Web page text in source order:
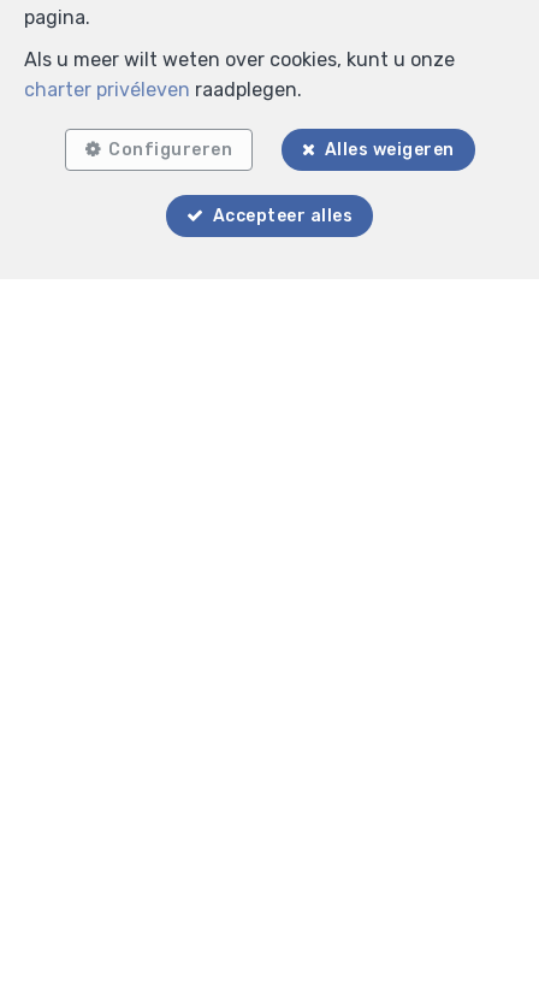
Zoek op de kaart
pagina.
Als u meer wilt weten over cookies, kunt u onze
charter privéleven raadplegen.
Configureren Alles weigeren
Accepteer alles